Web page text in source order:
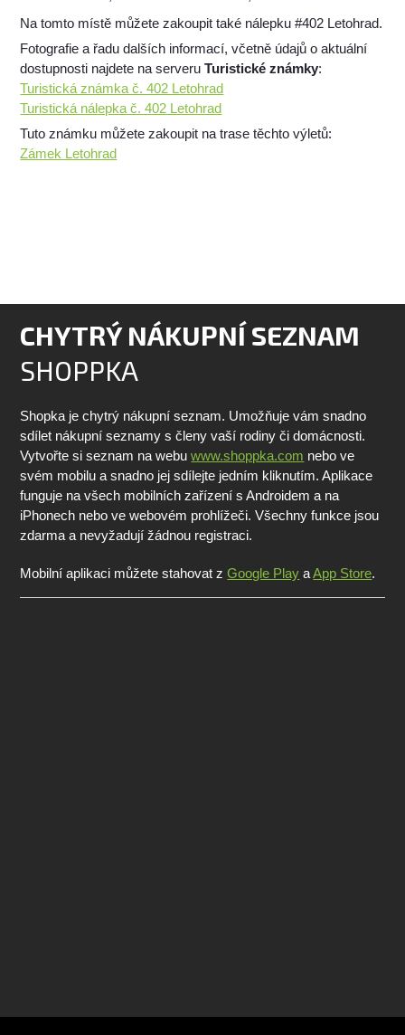
Na tomto místě můžete zakoupit také nálepku #402 Letohrad.
Fotografie a řadu dalších informací, včetně údajů o aktuální
dostupnosti najdete na serveruTuristické známky:
Turistická známka č. 402 Letohrad
Turistická nálepka č. 402 Letohrad
Tuto známku můžete zakoupit na trase těchto výletů:
Zámek Letohrad
CHYTRÝ NÁKUPNÍ SEZNAM
SHOPPKA
Shopka je chytrý nákupní seznam. Umožňuje vám snadno
sdílet nákupní seznamy s členy vaší rodiny či domácnosti.
Vytvořte si seznam na webuwww.shoppka.com nebo ve
svém mobilu a snadno jej sdílejte jedním kliknutím. Aplikace
funguje na všech mobilních zařízení s Androidem a na
iPhonech nebo ve webovém prohlížeči. Všechny funkce jsou
zdarma a nevyžadují žádnou registraci.
Mobilní aplikaci můžete stahovat zGoogle Play aApp Store.